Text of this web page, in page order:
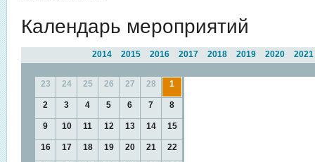
Календарь мероприятий
2021
2020
2019
2018
2017
2016
2015
2014
23 24 25 26 27 28 1
2 3 4 5 6 7 8
9 10 11 12 13 14 15
16 17 18 19 20 21 22